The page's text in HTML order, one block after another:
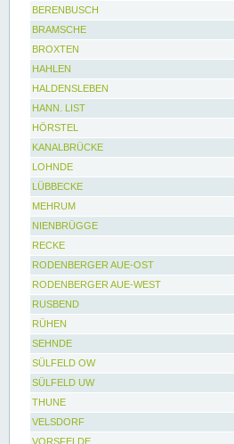
BERENBUSCH
BRAMSCHE
BROXTEN
HAHLEN
HALDENSLEBEN
HANN. LIST
HÖRSTEL
KANALBRÜCKE
LOHNDE
LÜBBECKE
MEHRUM
NIENBRÜGGE
RECKE
RODENBERGER AUE-OST
RODENBERGER AUE-WEST
RUSBEND
RÜHEN
SEHNDE
SÜLFELD OW
SÜLFELD UW
THUNE
VELSDORF
VORSFELDE